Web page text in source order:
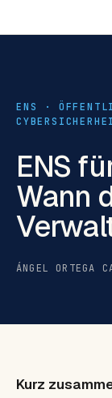
ENS ·
ENS
Wann
ÁNGEL
Kurz